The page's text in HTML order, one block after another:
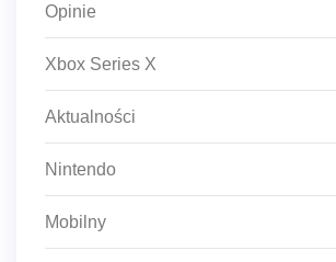
Opinie
Xbox Series X
Aktualności
Nintendo
Mobilny